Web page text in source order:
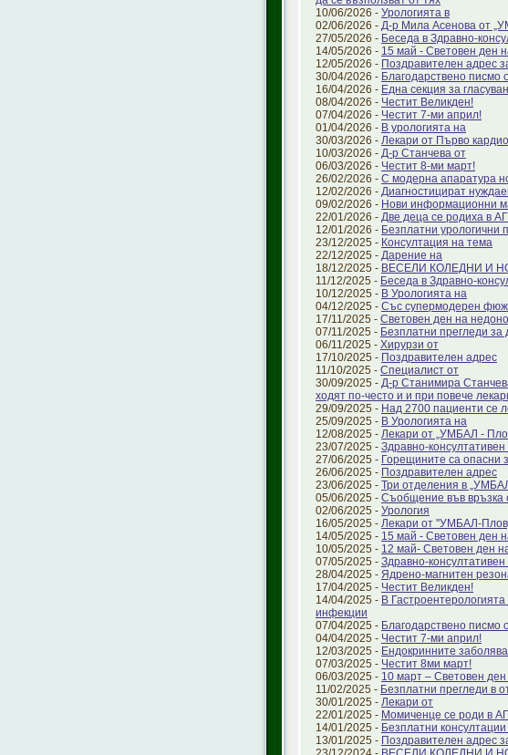
10/06/2026 - Урологията в
02/06/2026 - Д-р Мила Асенова от
27/05/2026 - Беседа в Здравно-
14/05/2026 - 15 май - Световен ден
12/05/2026 - Поздравителен адрес
30/04/2026 - Благодарствено писмо
16/04/2026 - Една секция за
08/04/2026 - Честит Великден!
07/04/2026 - Честит 7-ми април!
01/04/2026 - В урологията на
30/03/2026 - Лекари от Първо
10/03/2026 - Д-р Станчева от
06/03/2026 - Честит 8-ми март!
26/02/2026 - С модерна апаратура
12/02/2026 - Диагностицират
09/02/2026 - Нови информационни
22/01/2026 - Две деца се родиха в
12/01/2026 - Безплатни урологични
23/12/2025 - Консултация на тема
22/12/2025 - Дарение на
18/12/2025 - ВЕСЕЛИ КОЛЕДНИ И
11/12/2025 - Беседа в Здравно-
10/12/2025 - В Урологията на
04/12/2025 - Със супермодерен
17/11/2025 - Световен ден на
07/11/2025 - Безплатни прегледи за
06/11/2025 - Хирурзи от
17/10/2025 - Поздравителен адрес
11/10/2025 - Специалист от
30/09/2025 - Д-р Станимира
ходят по-често и и при повече
29/09/2025 - Над 2700 пациенти се
25/09/2025 - В Урологията на
12/08/2025 - Лекари от „УМБАЛ -
23/07/2025 - Здравно-
27/06/2025 - Горещините са опасни
26/06/2025 - Поздравителен адрес
23/06/2025 - Три отделения в
05/06/2025 - Съобщение във връзка
02/06/2025 - Урология
16/05/2025 - Лекари от "УМБАЛ-
14/05/2025 - 15 май - Световен ден
10/05/2025 - 12 май- Световен ден
07/05/2025 - Здравно-
28/04/2025 - Ядрено-магнитен
17/04/2025 - Честит Великден!
14/04/2025 - В
инфекции
07/04/2025 - Благодарствено писмо
04/04/2025 - Честит 7-ми април!
12/03/2025 - Ендокринните
07/03/2025 - Честит 8ми март!
06/03/2025 - 10 март – Световен
11/02/2025 - Безплатни прегледи в
30/01/2025 - Лекари от
22/01/2025 - Момиченце се роди в
14/01/2025 - Безплатни
13/01/2025 - Поздравителен адрес